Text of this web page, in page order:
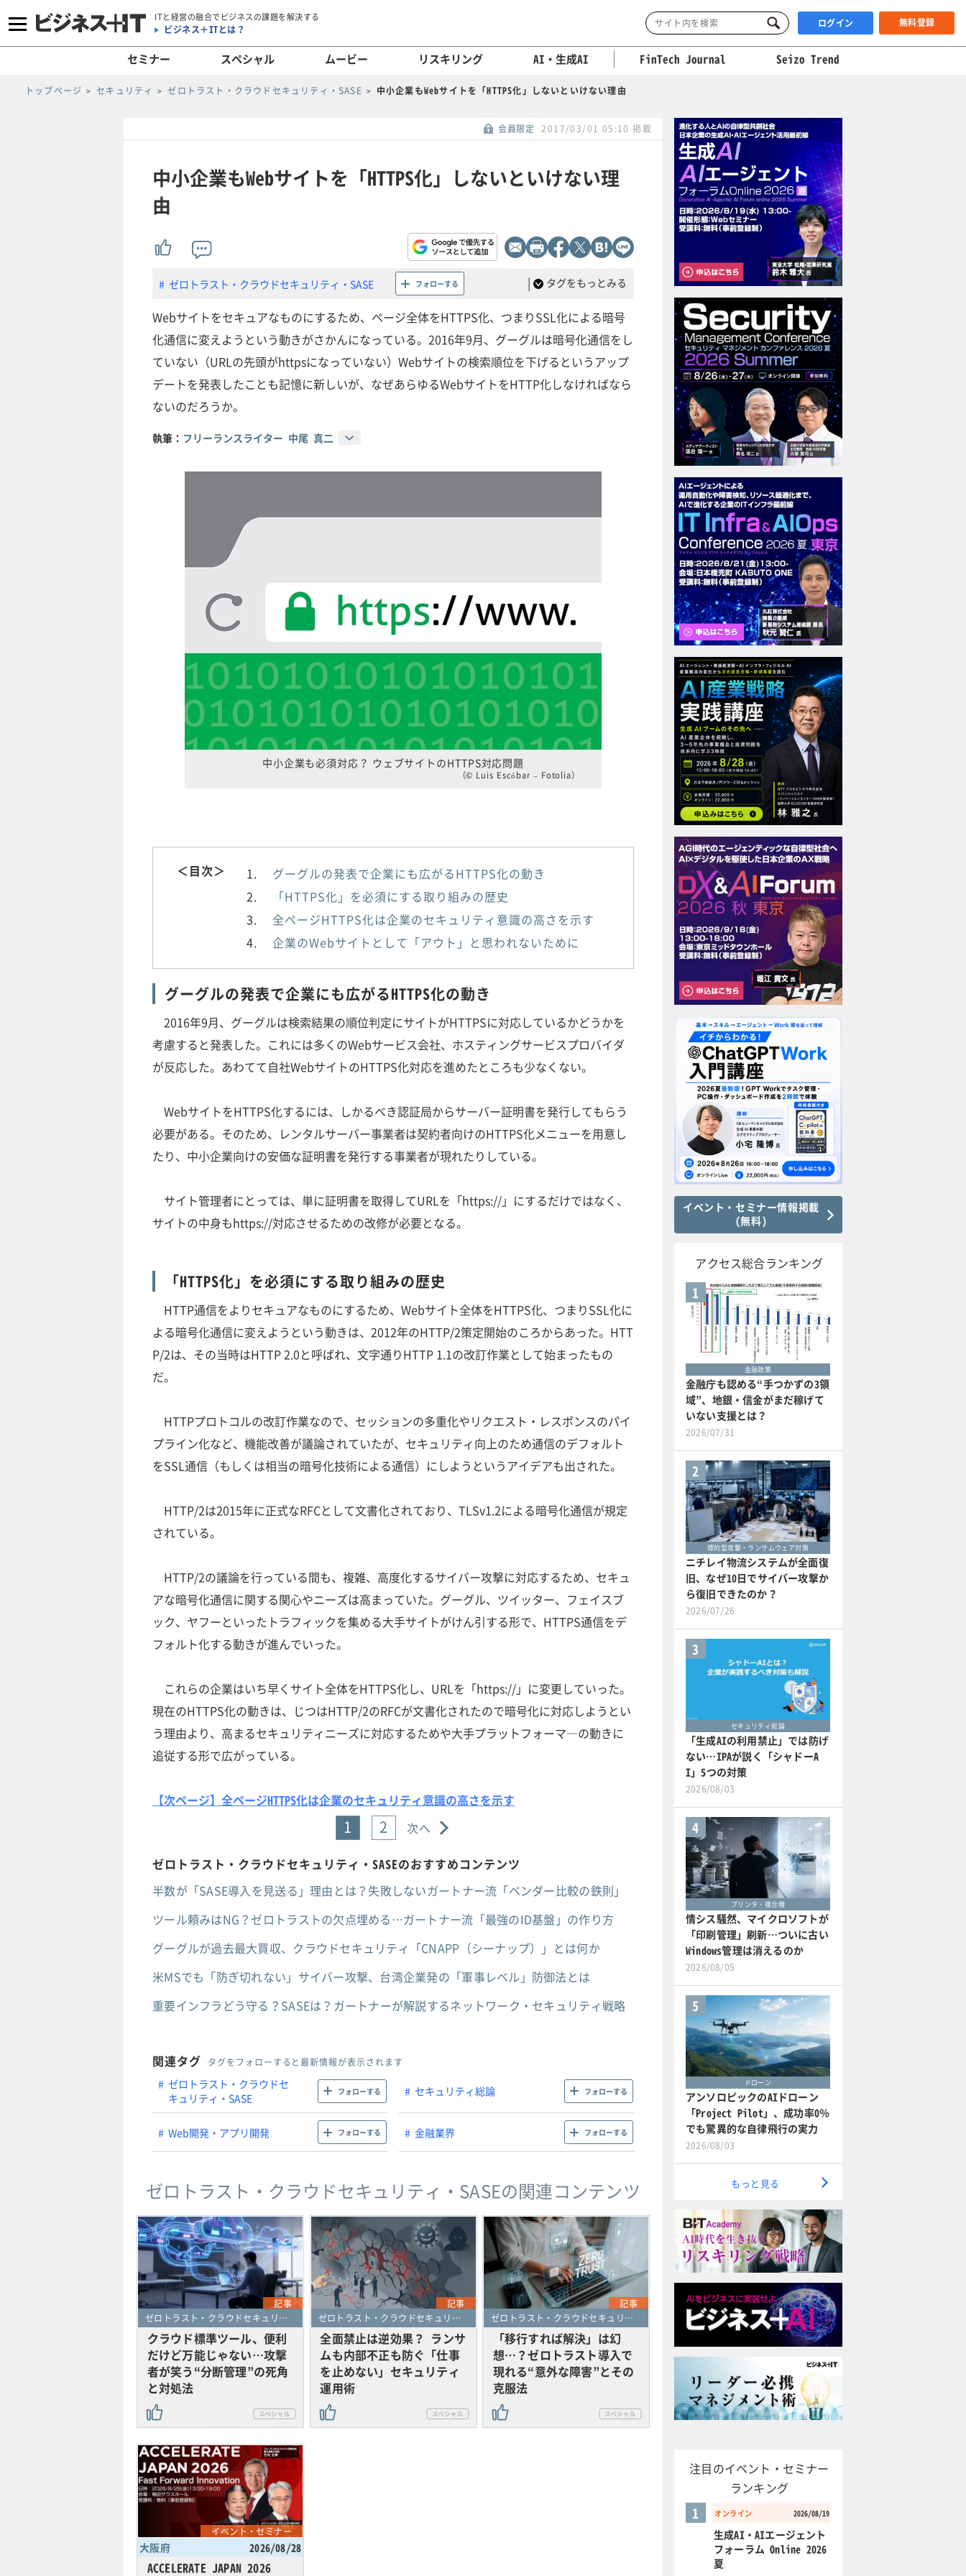
ITと経営の融合でビジネスの課題を解決する
ビジネス＋ITとは？ ログイン 無料登録
セミナー スペシャル ムービー リスキリング AI・生成AI FinTech Journal Seizo Trend
トップページ セキュリティ ゼロトラスト・クラウドセキュリティ・SASE 中小企業もWebサイトを「HTTPS化」しないといけない理由
会員限定 2017/03/01 05:10 掲載
中小企業もWebサイトを「HTTPS化」しないといけない理
由
ゼロトラスト・クラウドセキュリティ・SASE フォローする | タグをもっとみる
Webサイトをセキュアなものにするため、ページ全体をHTTPS化、つまりSSL化による暗号
化通信に変えようという動きがさかんになっている。2016年9月、グーグルは暗号化通信をし
ていない（URLの先頭がhttpsになっていない）Webサイトの検索順位を下げるというアップ
デートを発表したことも記憶に新しいが、なぜあらゆるWebサイトをHTTP化しなければなら
ないのだろうか。
執筆： フリーランスライター 中尾 真二
中小企業も必須対応？ ウェブサイトのHTTPS対応問題
（© Luis Escóbar – Fotolia）
＜目次＞
グーグルの発表で企業にも広がるHTTPS化の動き
「HTTPS化」を必須にする取り組みの歴史
全ページHTTPS化は企業のセキュリティ意識の高さを示す
企業のWebサイトとして「アウト」と思われないために
グーグルの発表で企業にも広がるHTTPS化の動き
2016年9月、グーグルは検索結果の順位判定にサイトがHTTPSに対応しているかどうかを
考慮すると発表した。これには多くのWebサービス会社、ホスティングサービスプロバイダ
が反応した。あわてて自社WebサイトのHTTPS化対応を進めたところも少なくない。
WebサイトをHTTPS化するには、しかるべき認証局からサーバー証明書を発行してもらう
必要がある。そのため、レンタルサーバー事業者は契約者向けのHTTPS化メニューを用意し
たり、中小企業向けの安価な証明書を発行する事業者が現れたりしている。
サイト管理者にとっては、単に証明書を取得してURLを「https://」にするだけではなく、
サイトの中身もhttps://対応させるための改修が必要となる。
「HTTPS化」を必須にする取り組みの歴史
HTTP通信をよりセキュアなものにするため、Webサイト全体をHTTPS化、つまりSSL化に
よる暗号化通信に変えようという動きは、2012年のHTTP/2策定開始のころからあった。HTT
P/2は、その当時はHTTP 2.0と呼ばれ、文字通りHTTP 1.1の改訂作業として始まったもの
だ。
HTTPプロトコルの改訂作業なので、セッションの多重化やリクエスト・レスポンスのパイ
プライン化など、機能改善が議論されていたが、セキュリティ向上のため通信のデフォルト
をSSL通信（もしくは相当の暗号化技術による通信）にしようというアイデアも出された。
HTTP/2は2015年に正式なRFCとして文書化されており、TLSv1.2による暗号化通信が規定
されている。
HTTP/2の議論を行っている間も、複雑、高度化するサイバー攻撃に対応するため、セキュ
アな暗号化通信に関する関心やニーズは高まっていた。グーグル、ツイッター、フェイスブ
ック、ヤフーといったトラフィックを集める大手サイトがけん引する形で、HTTPS通信をデ
フォルト化する動きが進んでいった。
これらの企業はいち早くサイト全体をHTTPS化し、URLを「https://」に変更していった。
現在のHTTPS化の動きは、じつはHTTP/2のRFCが文書化されたので暗号化に対応しようとい
う理由より、高まるセキュリティニーズに対応するためや大手プラットフォーマ―の動きに
追従する形で広がっている。
【次ページ】全ページHTTPS化は企業のセキュリティ意識の高さを示す
1 2 次へ
ゼロトラスト・クラウドセキュリティ・SASEのおすすめコンテンツ
半数が「SASE導入を見送る」理由とは？失敗しないガートナー流「ベンダー比較の鉄則」
ツール頼みはNG？ゼロトラストの欠点埋める…ガートナー流「最強のID基盤」の作り方
グーグルが過去最大買収、クラウドセキュリティ「CNAPP（シーナップ）」とは何か
米MSでも「防ぎ切れない」サイバー攻撃、台湾企業発の「軍事レベル」防御法とは
重要インフラどう守る？SASEは？ガートナーが解説するネットワーク・セキュリティ戦略
関連タグ タグをフォローすると最新情報が表示されます
ゼロトラスト・クラウドセ
キュリティ・SASE
フォローする セキュリティ総論 フォローする
Web開発・アプリ開発 フォローする 金融業界 フォローする
ゼロトラスト・クラウドセキュリティ・SASEの関連コンテンツ
記事
ゼロトラスト・クラウドセキュリティ・SASE
クラウド標準ツール、便利
だけど万能じゃない…攻撃
者が笑う“分断管理”の死角
と対処法
記事
ゼロトラスト・クラウドセキュリティ・SASE
全面禁止は逆効果？ ランサ
ムも内部不正も防ぐ「仕事
を止めない」セキュリティ
運用術
記事
ゼロトラスト・クラウドセキュリティ・SASE
「移行すれば解決」は幻
想…？ゼロトラスト導入で
現れる“意外な障害”とその
克服法
イベント・セミナー
大阪府 2026/08/28
ACCELERATE JAPAN 2026
イベント・セミナー情報掲載
(無料)
アクセス総合ランキング
1
金融政策
金融庁も認める“手つかずの3領
域”、地銀・信金がまだ稼げて
いない支援とは？
2026/07/31
2
標的型攻撃・ランサムウェア対策
ニチレイ物流システムが全面復
旧、なぜ10日でサイバー攻撃か
ら復旧できたのか？
2026/07/26
3
セキュリティ総論
「生成AIの利用禁止」では防げ
ない…IPAが説く「シャドーA
I」5つの対策
2026/08/03
4
プリンタ・複合機
情シス騒然、マイクロソフトが
「印刷管理」刷新…ついに古い
Windows管理は消えるのか
2026/08/05
5
ドローン
アンソロピックのAIドローン
「Project Pilot」、成功率0％
でも驚異的な自律飛行の実力
2026/08/03
もっと見る
注目のイベント・セミナー
ランキング
オンライン 2026/08/19
1
生成AI・AIエージェント
フォーラム Online 2026
夏